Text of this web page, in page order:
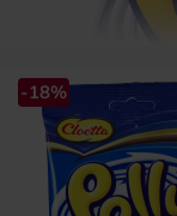
Polly er dejligt
-18%